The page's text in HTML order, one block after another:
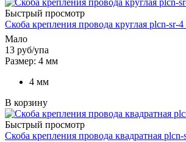
Быстрый просмотр
Скоба крепления провода круглая plcn-sr-
Мало
13 руб/упа
Размер: 4 мм
4 мм
В корзину
Быстрый просмотр
Скоба крепления провода квадратная